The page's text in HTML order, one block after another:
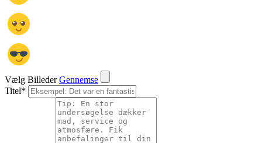
Vælg Billeder Gennemse
Titel*